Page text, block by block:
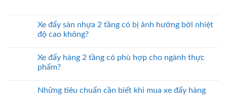
Xe đẩy sàn nhựa 2 tầng có bị ảnh hưởng bởi nhiệt
độ cao không?
Xe đẩy hàng 2 tầng có phù hợp cho ngành thực
phẩm?
Những tiêu chuẩn cần biết khi mua xe đẩy hàng